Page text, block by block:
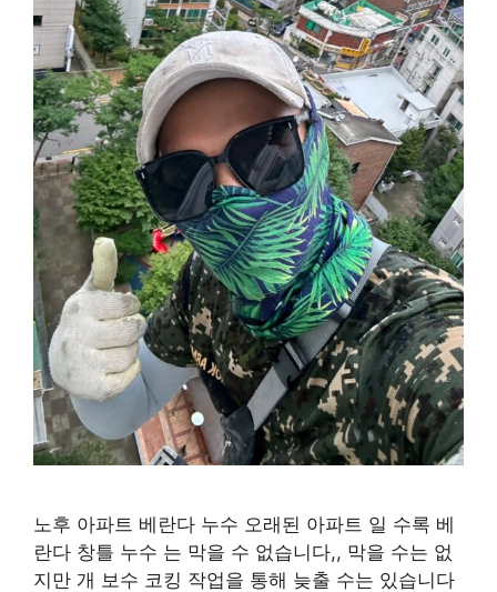
노후 아파트 베란다 누수 오래된 아파트 일 수록 베
란다 창틀 누수 는 막을 수 없습니다,, 막을 수는 없
지만 개 보수 코킹 작업을 통해 늦출 수는 있습니다